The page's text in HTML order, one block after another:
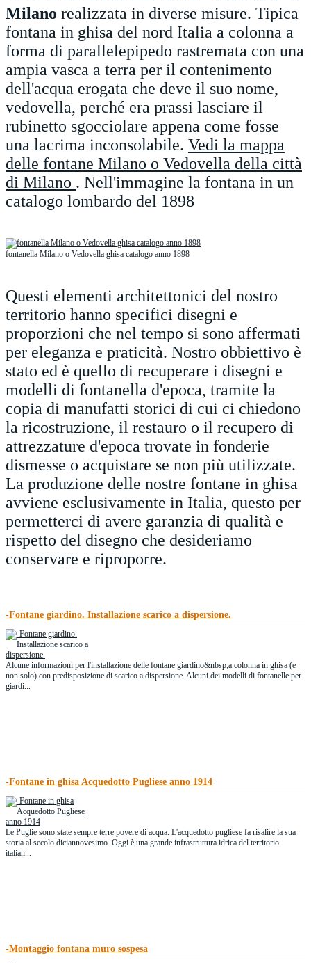
Milano realizzata in diverse misure. Tipica
fontana in ghisa del nord Italia a colonna a
forma di parallelepipedo rastremata con una
ampia vasca a terra per il contenimento
dell'acqua erogata che deve il suo nome,
vedovella, perché era prassi lasciare il
rubinetto sgocciolare appena come fosse
una lacrima inconsolabile. Vedi la mappa
delle fontane Milano o Vedovella della città
di Milano . Nell'immagine la fontana in un
catalogo lombardo del 1898
fontanella Milano o Vedovella ghisa catalogo anno 1898
Questi elementi architettonici del nostro
territorio hanno specifici disegni e
proporzioni che nel tempo si sono affermati
per eleganza e praticità. Nostro obbiettivo è
stato ed è quello di recuperare i disegni e
modelli di fontanella d'epoca, tramite la
copia di manufatti storici di cui ci chiedono
la ricostruzione, il restauro o il recupero di
attrezzature d'epoca trovate in fonderie
dismesse o acquistare se non più utilizzate.
La produzione delle nostre fontane in ghisa
avviene esclusivamente in Italia, questo per
permetterci di avere garanzia di qualità e
rispetto del disegno che desideriamo
conservare e riproporre.
-Fontane giardino. Installazione scarico a dispersione.
Alcune informazioni per l'installazione delle fontane giardino&nbsp;a colonna in ghisa (e
non solo) con predisposizione di scarico a dispersione. Alcuni dei modelli di fontanelle per
giardi...
-Fontane in ghisa Acquedotto Pugliese anno 1914
Le Puglie sono state sempre terre povere di acqua. L'acquedotto pugliese fa risalire la sua
storia al secolo diciannovesimo. Oggi è una grande infrastruttura idrica del territorio
italian...
-Montaggio fontana muro sospesa